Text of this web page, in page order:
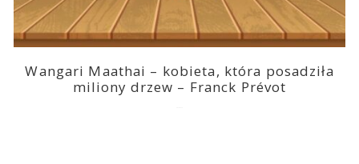
Wangari Maathai – kobieta, która posadziła
miliony drzew – Franck Prévot